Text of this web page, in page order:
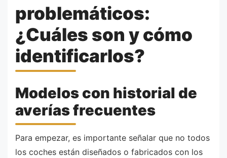
problemáticos:
¿Cuáles son y cómo
identificarlos?
Modelos con historial de
averías frecuentes
Para empezar, es importante señalar que no todos
los coches están diseñados o fabricados con los